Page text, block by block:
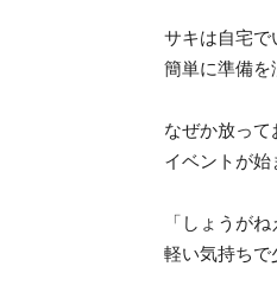
サキは自宅で
簡単に準備を
なぜか放って
イベントが始
「しょうが
軽い気持ちで